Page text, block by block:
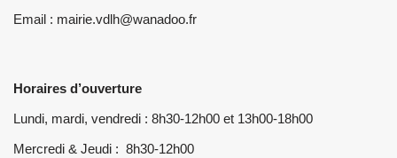
Email : mairie.vdlh@wanadoo.fr
Horaires d’ouverture
Lundi, mardi, vendredi : 8h30-12h00 et 13h00-18h00
Mercredi & Jeudi : 8h30-12h00